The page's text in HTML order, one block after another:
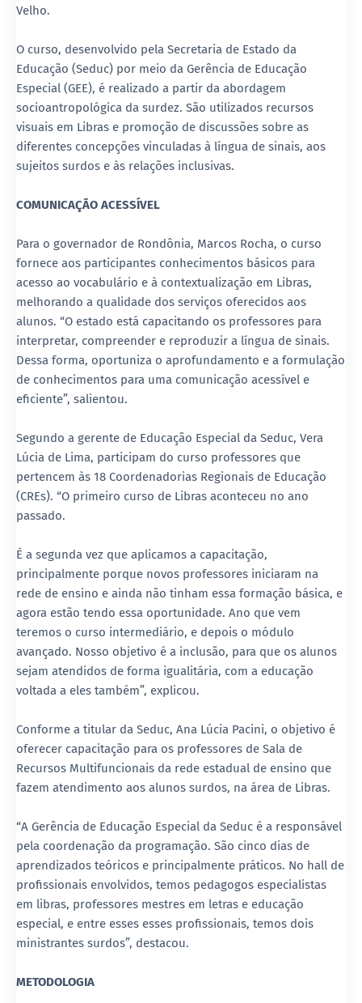
Velho.
O curso, desenvolvido pela Secretaria de Estado da
Educação (Seduc) por meio da Gerência de Educação
Especial (GEE), é realizado a partir da abordagem
socioantropológica da surdez. São utilizados recursos
visuais em Libras e promoção de discussões sobre as
diferentes concepções vinculadas à língua de sinais, aos
sujeitos surdos e às relações inclusivas.
COMUNICAÇÃO ACESSÍVEL
Para o governador de Rondônia, Marcos Rocha, o curso
fornece aos participantes conhecimentos básicos para
acesso ao vocabulário e à contextualização em Libras,
melhorando a qualidade dos serviços oferecidos aos
alunos. “O estado está capacitando os professores para
interpretar, compreender e reproduzir a língua de sinais.
Dessa forma, oportuniza o aprofundamento e a formulação
de conhecimentos para uma comunicação acessível e
eficiente”, salientou.
Segundo a gerente de Educação Especial da Seduc, Vera
Lúcia de Lima, participam do curso professores que
pertencem às 18 Coordenadorias Regionais de Educação
(CREs). “O primeiro curso de Libras aconteceu no ano
passado.
É a segunda vez que aplicamos a capacitação,
principalmente porque novos professores iniciaram na
rede de ensino e ainda não tinham essa formação básica, e
agora estão tendo essa oportunidade. Ano que vem
teremos o curso intermediário, e depois o módulo
avançado. Nosso objetivo é a inclusão, para que os alunos
sejam atendidos de forma igualitária, com a educação
voltada a eles também”, explicou.
Conforme a titular da Seduc, Ana Lúcia Pacini, o objetivo é
oferecer capacitação para os professores de Sala de
Recursos Multifuncionais da rede estadual de ensino que
fazem atendimento aos alunos surdos, na área de Libras.
“A Gerência de Educação Especial da Seduc é a responsável
pela coordenação da programação. São cinco dias de
aprendizados teóricos e principalmente práticos. No hall de
profissionais envolvidos, temos pedagogos especialistas
em libras, professores mestres em letras e educação
especial, e entre esses esses profissionais, temos dois
ministrantes surdos”, destacou.
METODOLOGIA